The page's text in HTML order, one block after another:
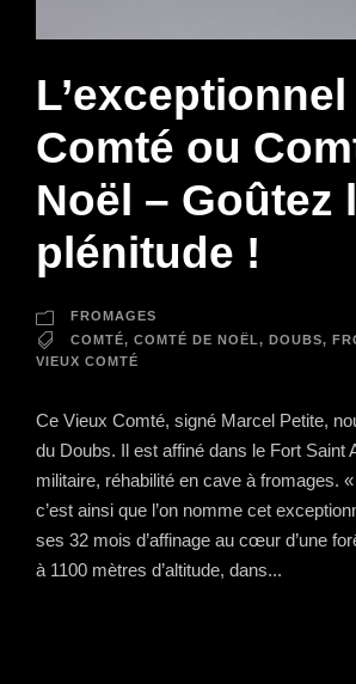
Comté ou
Noël – Goûtez
plénitude !
FROMAGES
COMTÉ, COMTÉ DE NOËL, DOUBS,
VIEUX COMTÉ
Ce Vieux Comté, signé Marcel Petite,
du Doubs. Il est affiné dans le Fort Saint
militaire, réhabilité en cave à fromages.
c’est ainsi que l’on nomme cet
ses 32 mois d’affinage au cœur d’une
à 1100 mètres d’altitude, dans...